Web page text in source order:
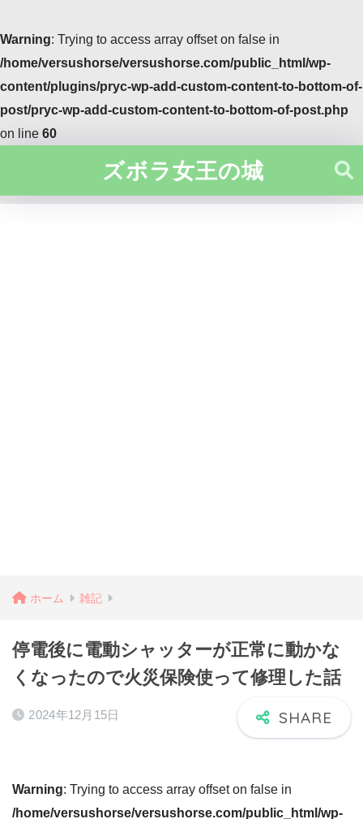
Warning: Trying to access array offset on false in
/home/versushorse/versushorse.com/public_html/wp-
content/plugins/pryc-wp-add-custom-content-to-bottom-of-
post/pryc-wp-add-custom-content-to-bottom-of-post.php
on line 60
ズボラ女王の城
ホーム 雑記
停電後に電動シャッターが正常に動かな
くなったので火災保険使って修理した話
2024年12月15日
Warning: Trying to access array offset on false in
/home/versushorse/versushorse.com/public_html/wp-